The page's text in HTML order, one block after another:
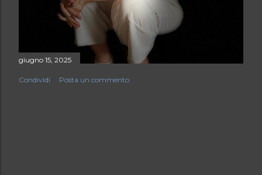
giugno 15, 2025
Condividi Posta un commento